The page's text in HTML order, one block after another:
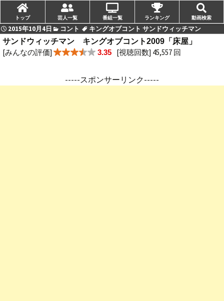
2015年10月4日 コント
キングオブコント サンドウィッチマン
サンドウィッチマン キングオブコント2009「床屋」
[みんなの評価] 3.35 [視聴回数] 45,557 回
-----スポンサーリンク-----
トップ 芸人一覧 番組一覧 ランキング 動画検索